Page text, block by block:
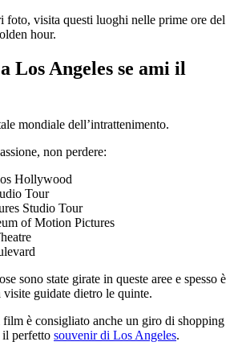
foto, visita questi luoghi nelle prime ore del
hour.
Los Angeles se ami il
mondiale dell’intrattenimento.
non perdere:
Hollywood
Tour
Studio Tour
of Motion Pictures
sono state girate in queste aree e spesso è
visite guidate dietro le quinte.
film è consigliato anche un giro di shopping
il perfetto souvenir di Los Angeles.